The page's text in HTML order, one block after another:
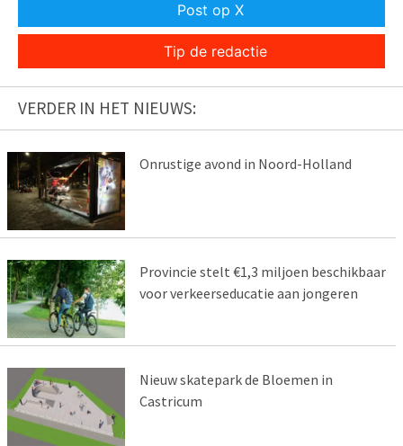
Post op X
Tip de redactie
VERDER IN HET NIEUWS:
Onrustige avond in Noord-Holland
Provincie stelt €1,3 miljoen beschikbaar
voor verkeerseducatie aan jongeren
Nieuw skatepark de Bloemen in
Castricum